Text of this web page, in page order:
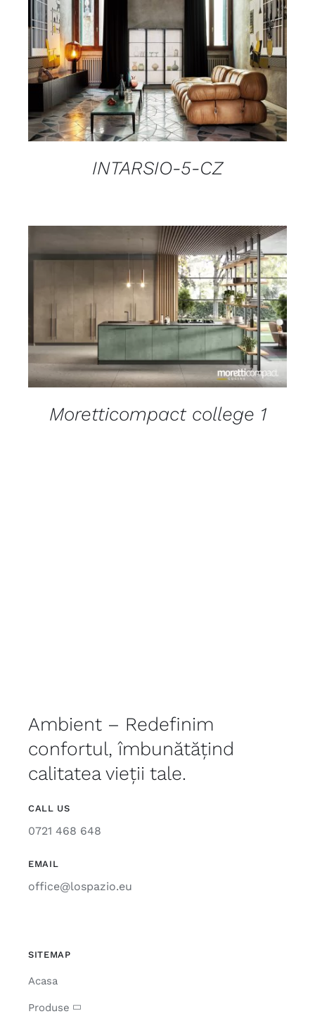
ADD TO CART
DETAILS
INTARSIO-5-CZ
DETAILS
Moretticompact college 1
Ambient – Redefinim
confortul, îmbunătățind
calitatea vieții tale.
CALL US
0721 468 648
EMAIL
office@lospazio.eu
SITEMAP
Acasa
Produse